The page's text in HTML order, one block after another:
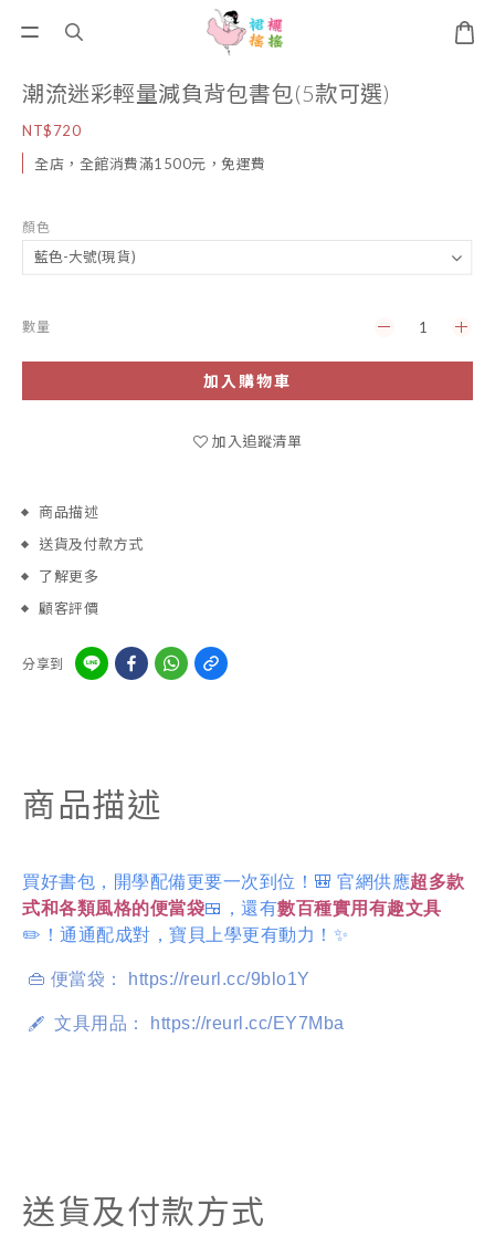
潮流迷彩輕量減負背包書包(5款可選)
NT$720
全店，全館消費滿1500元，免運費
顏色
數量
加入購物車
加入追蹤清單
商品描述
送貨及付款方式
了解更多
顧客評價
分享到
商品描述
買好書包，開學配備更要一次到位！🎒 官網供應超多款
式和各類風格的便當袋🍱，還有數百種實用有趣文具
✏️！通通配成對，寶貝上學更有動力！✨
👜 便當袋： https://reurl.cc/9blo1Y
🖋 文具用品： https://reurl.cc/EY7Mba
送貨及付款方式